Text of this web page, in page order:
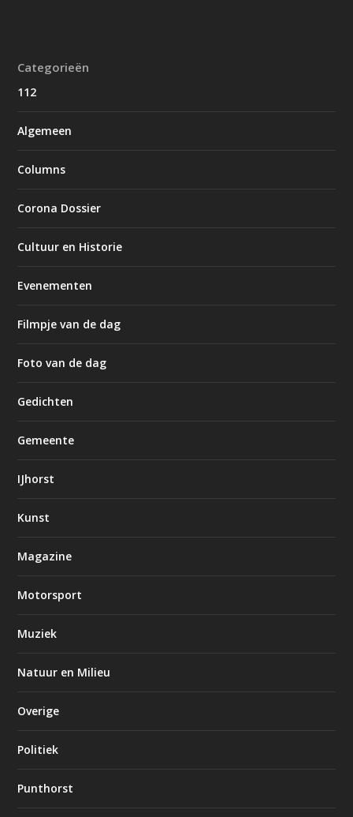
Categorieën
112
Algemeen
Columns
Corona Dossier
Cultuur en Historie
Evenementen
Filmpje van de dag
Foto van de dag
Gedichten
Gemeente
IJhorst
Kunst
Magazine
Motorsport
Muziek
Natuur en Milieu
Overige
Politiek
Punthorst